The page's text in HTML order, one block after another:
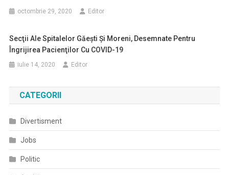
octombrie 29, 2020 Editor
Secţii Ale Spitalelor Găeşti Şi Moreni, Desemnate Pentru
Îngrijirea Pacienţilor Cu COVID-19
iulie 14, 2020 Editor
CATEGORII
Divertisment
Jobs
Politic